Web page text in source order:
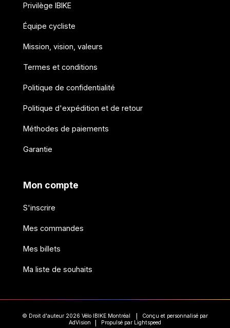
Privilège IBIKE
Équipe cycliste
Mission, vision, valeurs
Termes et conditions
Politique de confidentialité
Politique d'expédition et de retour
Méthodes de paiements
Garantie
Mon compte
S'inscrire
Mes commandes
Mes billets
Ma liste de souhaits
© Droit d'auteur 2026 Vélo IBIKE Montréal
Conçu et personnalisé par
AdVision
Propulsé par Lightspeed